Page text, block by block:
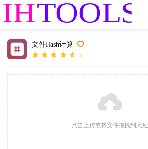
文件Hash计算
5
点击上传或将文件拖拽到此处